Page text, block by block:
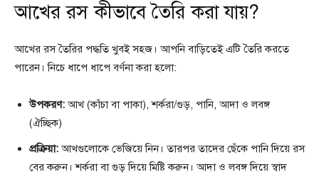
আখের রস কীভাবে তৈরি করা যায়?
আখের রস তৈরির পদ্ধতি খুবই সহজ। আপনি বাড়িতেই এটি তৈরি করতে
পারেন। নিচে ধাপে ধাপে বর্ণনা করা হলো:
উপকরণ:আখ (কাঁচা বা পাকা), শর্করা/গুড়, পানি, আদা ও লবঙ্গ
(ঐচ্ছিক)
প্রক্রিয়া:আখগুলোকে ভেজিয়ে নিন। তারপর তাদের ছেঁকে পানি দিয়ে রস
বের করুন। শর্করা বা গুড় দিয়ে মিষ্টি করুন। আদা ও লবঙ্গ দিয়ে স্বাদ